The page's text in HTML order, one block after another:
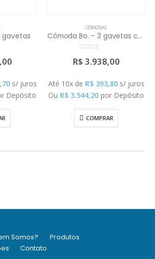
gavetas
s/ juros
Depósito
CÔMODAS
Cômoda Bo. – 3 gavetas c/ porta
R$ 3.938,00
Até 10x de R$393,80 s/ juros
Ou R$ 3.544,20 por Depósito
COMPRAR
Somos?
Produtos
Contato